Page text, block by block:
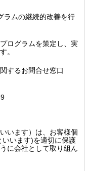
ラムの継続的改善を行
ログラムを策定し、実
。
するお問合せ窓口
います）は、お客様個
いいます)を適切に保護
に会社として取り組ん